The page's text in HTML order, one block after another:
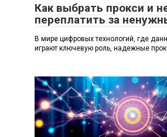
Как выбрать прокси и
переплатить за
В мире цифровых технологий, где
играют ключевую роль, надежные